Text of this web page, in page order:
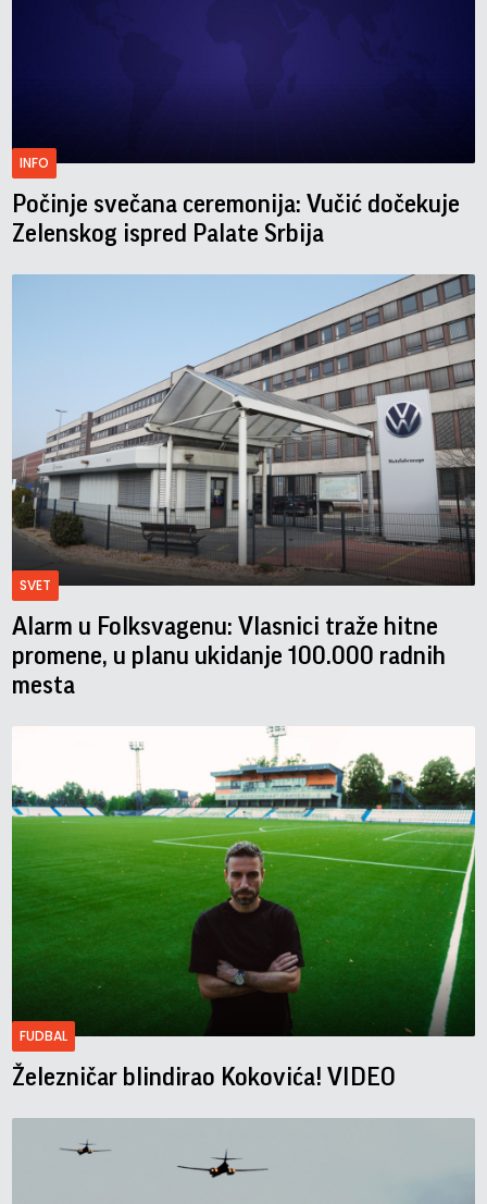
INFO
Počinje svečana ceremonija: Vučić dočekuje
Zelenskog ispred Palate Srbija
SVET
Alarm u Folksvagenu: Vlasnici traže hitne
promene, u planu ukidanje 100.000 radnih
mesta
FUDBAL
Železničar blindirao Kokovića! VIDEO